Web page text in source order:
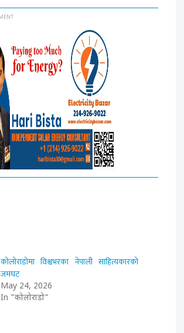
कोलोराडोमा विश्वभरका नेपाली साहित्यकारको
जमघट
May 24, 2026
In "कोलोराडो"